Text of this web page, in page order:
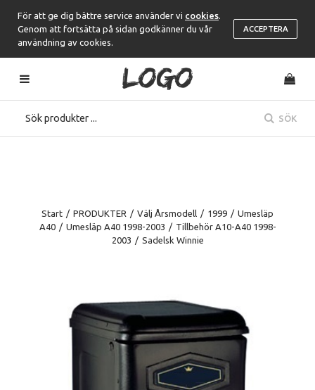
För att ge dig bättre service använder vi cookies
Genom att fortsätta på sidan godkänner du vår
användning av cookies.
ACCEPTERA
SÖK
Start / PRODUKTER / Välj Årsmodell / 1999 / Umesläp
A40 / Umesläp A40 1998-2003 / Tillbehör A10-A40 1998-
2003 / Sadelsk Winnie